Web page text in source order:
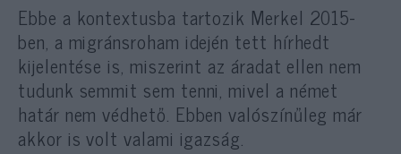
Ebbe a kontextusba tartozik Merkel 2015-
ben, a migránsroham idején tett hírhedt
kijelentése is, miszerint az áradat ellen nem
tudunk semmit sem tenni, mivel a német
határ nem védhető. Ebben valószínűleg már
akkor is volt valami igazság.